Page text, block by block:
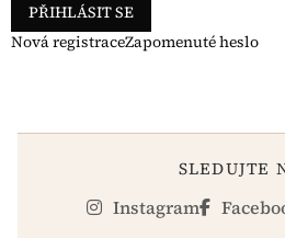
PŘIHLÁSIT SE
Nová registraceZapomenuté heslo
SLEDUJTE
Instagram